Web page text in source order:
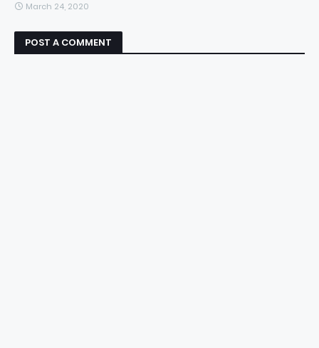
March 24, 2020
POST A COMMENT